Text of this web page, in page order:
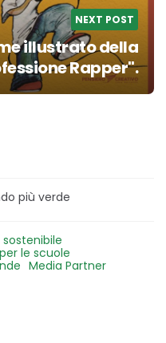
NEXT POST
illustrato della
Rapper".
più verde
le scuole
Media Partner